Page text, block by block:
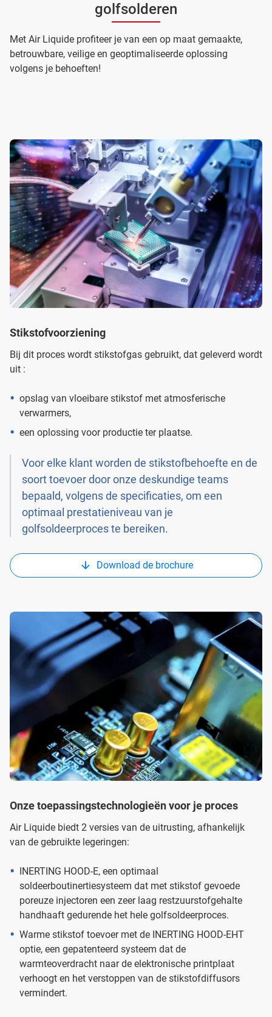
golfsolderen
Met Air Liquide profiteer je van een op maat gemaakte,
betrouwbare, veilige en geoptimaliseerde oplossing
volgens je behoeften!
Stikstofvoorziening
Bij dit proces wordt stikstofgas gebruikt, dat geleverd wordt
uit :
opslag van vloeibare stikstof met atmosferische
verwarmers,
een oplossing voor productie ter plaatse.
Voor elke klant worden de stikstofbehoefte en de
soort toevoer door onze deskundige teams
bepaald, volgens de specificaties, om een
optimaal prestatieniveau van je
golfsoldeerproces te bereiken.
Download de brochure
Onze toepassingstechnologieën voor je proces
Air Liquide biedt 2 versies van de uitrusting, afhankelijk
van de gebruikte legeringen:
INERTING HOOD-E, een optimaal
soldeerboutinertiesysteem dat met stikstof gevoede
poreuze injectoren een zeer laag restzuurstofgehalte
handhaaft gedurende het hele golfsoldeerproces.
Warme stikstof toevoer met de INERTING HOOD-EHT
optie, een gepatenteerd systeem dat de
warmteoverdracht naar de elektronische printplaat
verhoogt en het verstoppen van de stikstofdiffusors
vermindert.